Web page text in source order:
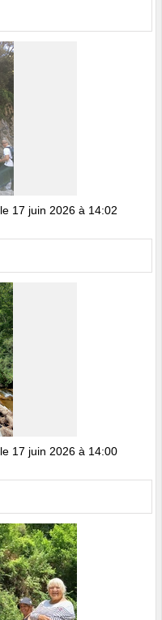
le 17 juin 2026 à 14:02
le 17 juin 2026 à 14:00